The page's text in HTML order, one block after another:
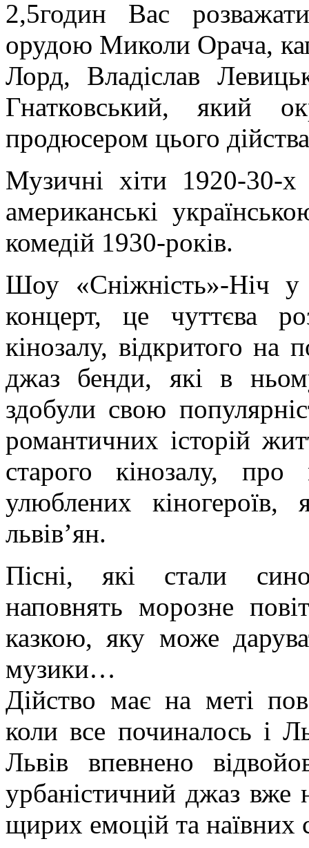
2,5годин Вас
орудою Миколи Орача,
Лорд, Владіслав
Гнатковський, який
продюсером цього
Музичні хіти 1920-30-х
американські
комедій 1930-років.
Шоу «Сніжність»-Ніч
концерт, це чуттєва
кінозалу, відкритого на
джаз бенди, які в
здобули свою
романтичних історій
старого кінозалу,
улюблених кіногероїв,
львів’ян.
Пісні, які стали
наповнять морозне
казкою, яку може
музики…
Дійство має на меті
коли все починалось і
Львів впевнено
урбаністичний джаз вже
щирих емоцій та наївних